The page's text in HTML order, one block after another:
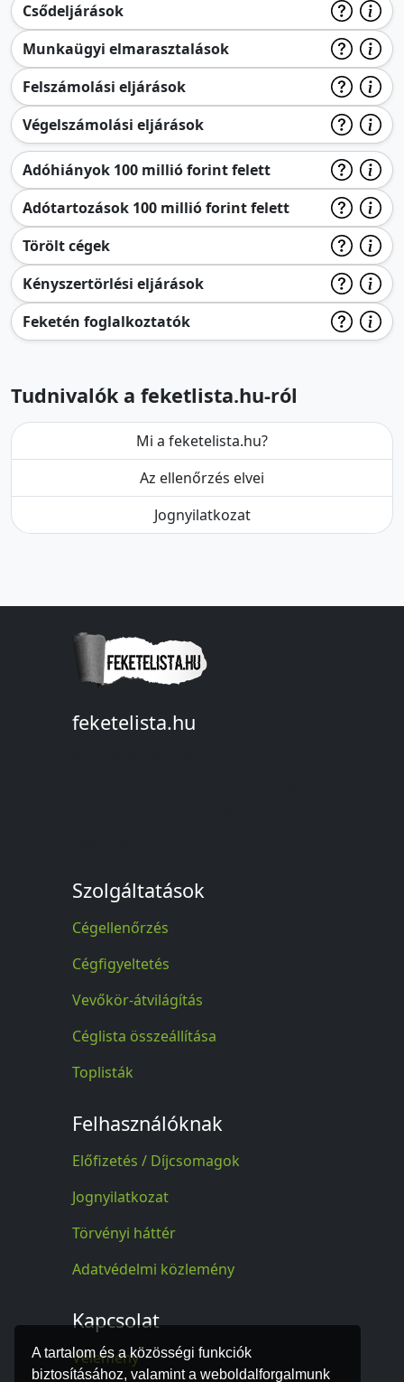
A tartalom és a közösségi funkciók
biztosításához, valamint a weboldalforgalmunk
Csődeljárások
Munkaügyi elmarasztalások
Felszámolási eljárások
Végelszámolási eljárások
Adóhiányok 100 millió forint felett
Adótartozások 100 millió forint felett
Törölt cégek
Kényszertörlési eljárások
Feketén foglalkoztatók
Tudnivalók a feketlista.hu-ról
Mi a feketelista.hu?
Az ellenőrzés elvei
Jognyilatkozat
feketelista.hu
Szolgáltatások
Cégellenőrzés
Cégfigyeltetés
Vevőkör-átvilágítás
Céglista összeállítása
Toplisták
Felhasználóknak
Előfizetés / Díjcsomagok
Jognyilatkozat
Törvényi háttér
Adatvédelmi közlemény
Kapcsolat
Vélemény